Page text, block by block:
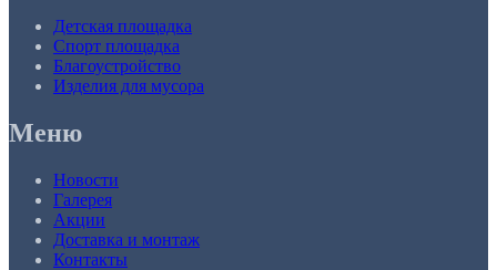
Детская площадка
Спорт площадка
Благоустройство
Изделия для мусора
Меню
Новости
Галерея
Акции
Доставка и монтаж
Контакты